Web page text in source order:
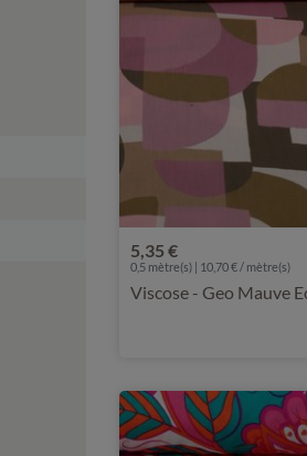
5,35 €
0,5 mètre(s) | 10,70 € / mètre(s)
Viscose - Geo Mauve